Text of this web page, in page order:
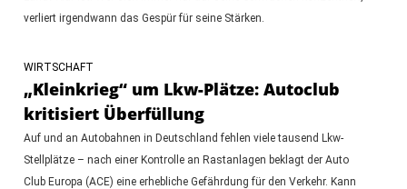
verliert irgendwann das Gespür für seine Stärken.
WIRTSCHAFT
„Kleinkrieg“ um Lkw-Plätze: Autoclub
kritisiert Überfüllung
Auf und an Autobahnen in Deutschland fehlen viele tausend Lkw-
Stellplätze – nach einer Kontrolle an Rastanlagen beklagt der Auto
Club Europa (ACE) eine erhebliche Gefährdung für den Verkehr. Kann